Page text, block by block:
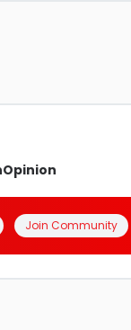
Opinion
Join Community